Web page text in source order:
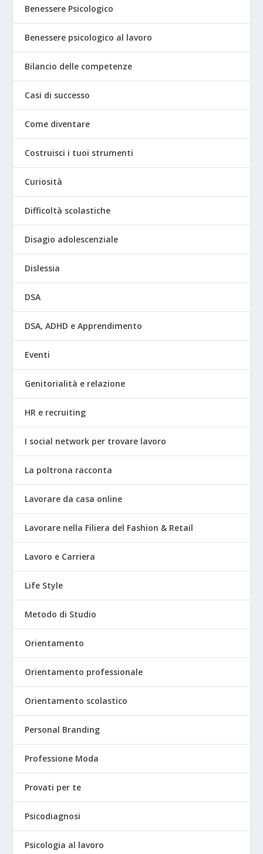
Benessere Psicologico
Benessere psicologico al lavoro
Bilancio delle competenze
Casi di successo
Come diventare
Costruisci i tuoi strumenti
Curiosità
Difficoltà scolastiche
Disagio adolescenziale
Dislessia
DSA
DSA, ADHD e Apprendimento
Eventi
Genitorialità e relazione
HR e recruiting
I social network per trovare lavoro
La poltrona racconta
Lavorare da casa online
Lavorare nella Filiera del Fashion & Retail
Lavoro e Carriera
Life Style
Metodo di Studio
Orientamento
Orientamento professionale
Orientamento scolastico
Personal Branding
Professione Moda
Provati per te
Psicodiagnosi
Psicologia al lavoro